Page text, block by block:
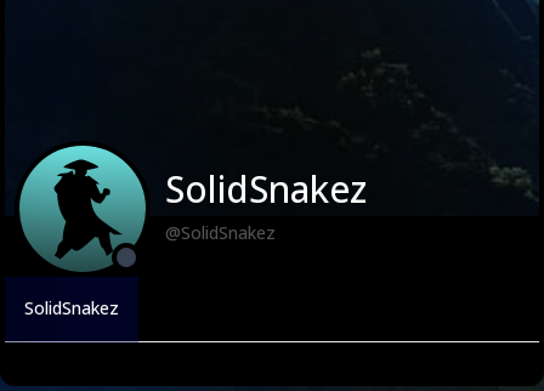
SolidSnakez
@SolidSnakez
SolidSnakez